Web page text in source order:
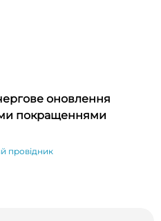
оновлення
покращеннями
провідник